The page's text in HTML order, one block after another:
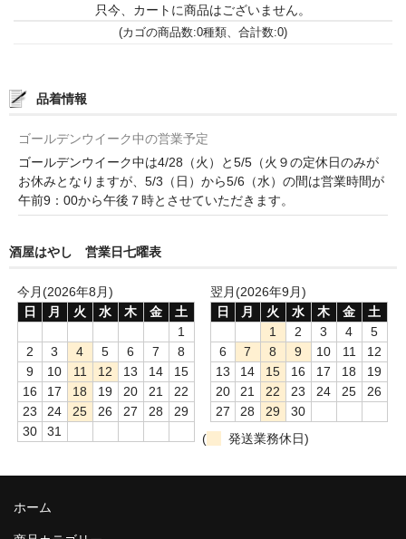
睡龍・生もとのどぶ 久保本家酒造（奈良県宇陀市）
奥播磨 下村酒造店（兵庫県姫路市安富町）
諏訪泉 諏訪酒造（鳥取県八頭郡智頭町）
✚旭日 旭日酒造（島根県出雲市）
悦凱陣 丸尾本店（香川県琴平市）
旭菊・綾花 旭菊酒造（福岡県久留米市）
本 格 焼 酎
小鹿 小鹿酒造（鹿児島県鹿屋市)
明るい農村 霧島町蒸留所（鹿児島県霧島市）
鶴見 大石酒造（鹿児島県阿久根市）
鉄輪 瑞鷹（熊本県熊本市）
自 然 派 ワ イ ン
只今、カートに商品はございません。
(カゴの商品数:0種類、合計数:0)
品着情報
ゴールデンウイーク中の営業予定
ゴールデンウイーク中は4/28（火）と5/5（火９の定休日のみが
お休みとなりますが、5/3（日）から5/6（水）の間は営業時間が
午前9：00から午後７時とさせていただきます。
酒屋はやし 営業日七曜表
今月(2026年8月)
日
月 火 水 木 金
土
1
2
3 4 5 6 7
8
9
10 11 12 13 14
15
16
17 18 19 20 21
22
23
24 25 26 27 28
29
30
31
翌月(2026年9月)
日
月 火 水 木 金
土
1
2 3 4
5
6
7 8 9 10 11
12
13
14 15 16 17 18
19
20
21 22 23 24 25
26
27
28 29
30
(
発送業務休日)
ホーム